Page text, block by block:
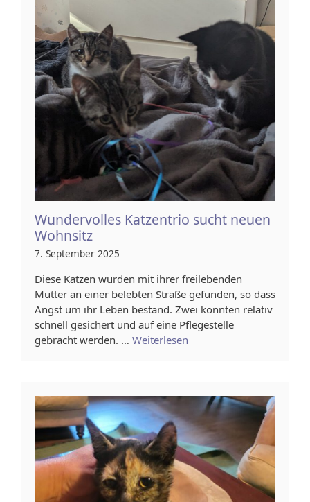
Wundervolles Katzentrio sucht neuen
Wohnsitz
7. September 2025
Diese Katzen wurden mit ihrer freilebenden
Mutter an einer belebten Straße gefunden, so dass
Angst um ihr Leben bestand. Zwei konnten relativ
schnell gesichert und auf eine Pflegestelle
gebracht werden. … Weiterlesen